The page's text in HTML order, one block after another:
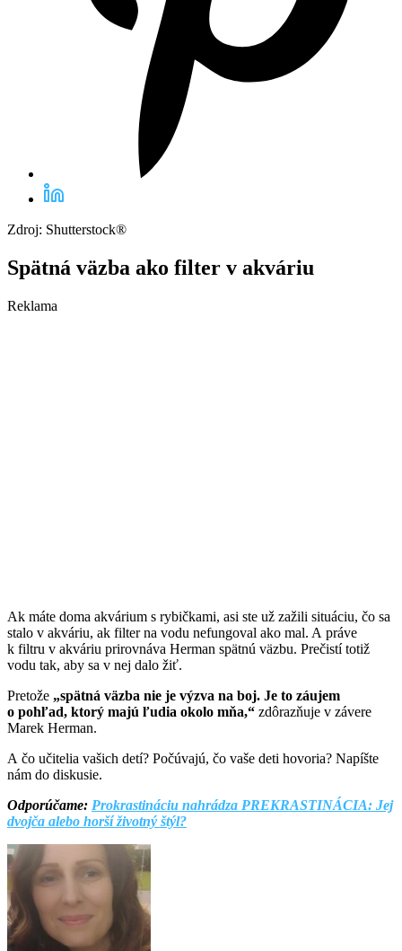
Zdroj: Shutterstock®
Spätná väzba ako filter v akváriu
Reklama
Ak máte doma akvárium s rybičkami, asi ste už zažili situáciu, čo sa
stalo v akváriu, ak filter na vodu nefungoval ako mal. A práve
k filtru v akváriu prirovnáva Herman spätnú väzbu. Prečistí totiž
vodu tak, aby sa v nej dalo žiť.
Pretože „spätná väzba nie je výzva na boj. Je to záujem
o pohľad, ktorý majú ľudia okolo mňa,“ zdôrazňuje v závere
Marek Herman.
A čo učitelia vašich detí? Počúvajú, čo vaše deti hovoria? Napíšte
nám do diskusie.
Odporúčame: Prokrastináciu nahrádza PREKRASTINÁCIA: Jej
dvojča alebo horší životný štýl?